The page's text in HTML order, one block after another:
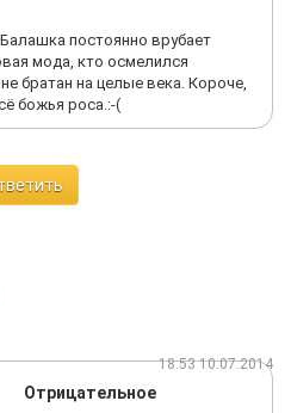
постоянно врубает
мода, кто осмелился
братан на целые века. Короче,
божья роса.:-(
18:53 10.07.2014
Отрицательное